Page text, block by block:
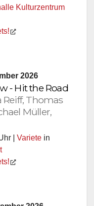
Kulturzentrum
2026
- Hit the Road
Reiff, Thomas
Müller,
| Variete in